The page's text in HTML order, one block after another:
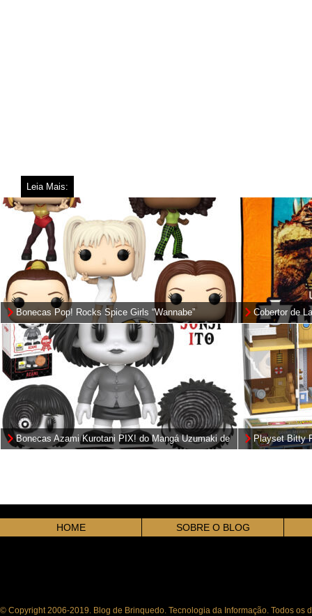
Leia Mais:
Bonecas Pop! Rocks Spice Girls “Wannabe” Cobertor de
Bonecas Azami Kurotani PIX! do Mangá Uzumaki de
Junji Ito
Playset Bitty
One Piece
HOME SOBRE O BLOG
© Copyright 2006-2019. Blog de Brinquedo. Tecnologia da Informação. Todos os